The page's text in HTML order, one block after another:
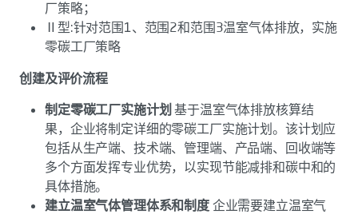
厂策略；
Ⅱ型:针对范围1、范围2和范围3温室气体排放，实施
零碳工厂策略
创建及评价流程
制定零碳工厂实施计划 基于温室气体排放核算结
果，企业将制定详细的零碳工厂实施计划。该计划应
包括从生产端、技术端、管理端、产品端、回收端等
多个方面发挥专业优势，以实现节能减排和碳中和的
具体措施。
建立温室气体管理体系和制度企业需要建立温室气